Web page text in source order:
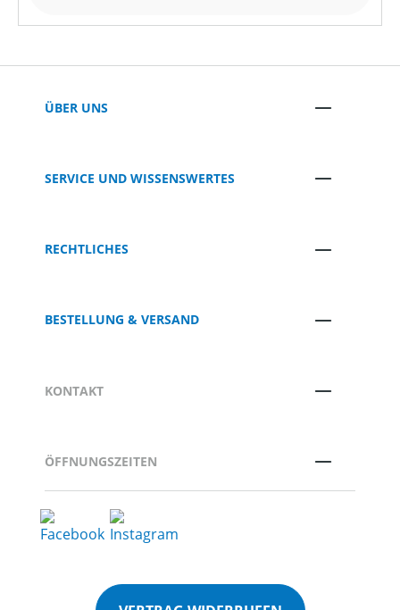
ÜBER UNS
SERVICE UND WISSENSWERTES
RECHTLICHES
BESTELLUNG & VERSAND
KONTAKT
ÖFFNUNGSZEITEN